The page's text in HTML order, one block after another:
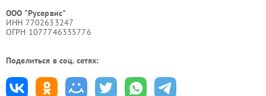
ООО "Русервис"
ИНН 7702633247
ОГРН 1077746335776
Поделиться в соц. сетях: